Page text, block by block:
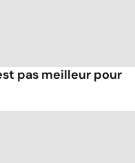
pas meilleur pour